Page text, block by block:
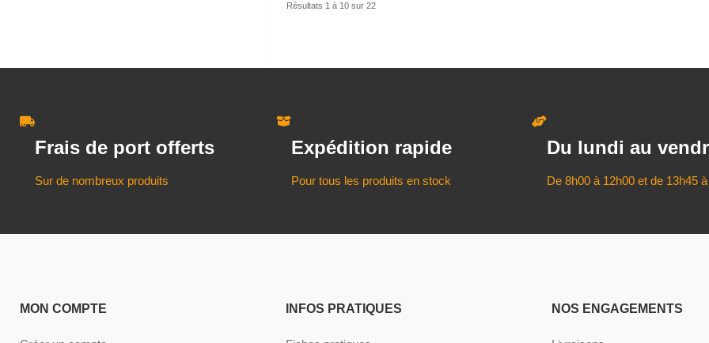
Résultats 1 à 10 sur 22
Frais de port offerts
Sur de nombreux produits
Expédition rapide
Pour tous les produits en stock
Du lundi au
De 8h00 à 12h00 et de 13h45
MON COMPTE INFOS PRATIQUES NOS ENGAGEMENTS